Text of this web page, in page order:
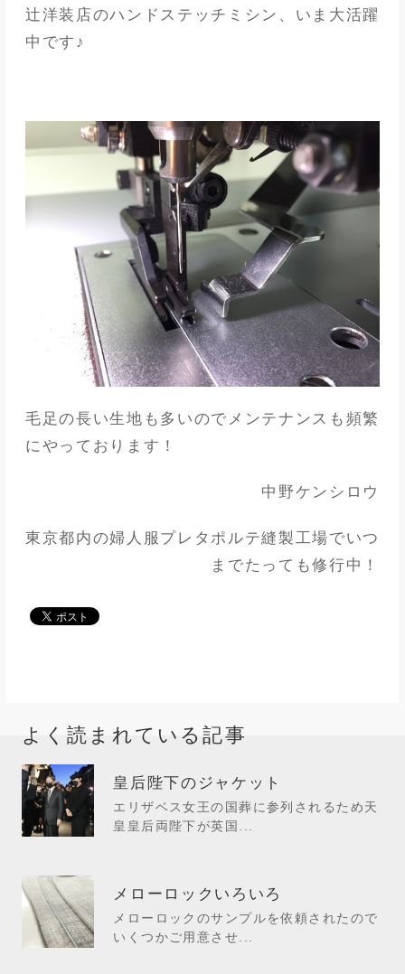
辻洋装店のハンドステッチミシン、いま大活躍
中です♪
毛足の長い生地も多いのでメンテナンスも頻繁
にやっております！
中野ケンシロウ
東京都内の婦人服プレタポルテ縫製工場でいつ
までたっても修行中！
よく読まれている記事
皇后陛下のジャケット
エリザベス女王の国葬に参列されるため天
皇皇后両陛下が英国...
メローロックいろいろ
メローロックのサンプルを依頼されたので
いくつかご用意させ...